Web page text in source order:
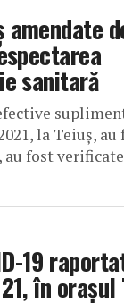
amendate
sanitară
la Teiuș, au
fost
19
în orașul